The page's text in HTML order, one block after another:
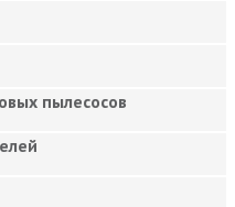
пылесосов